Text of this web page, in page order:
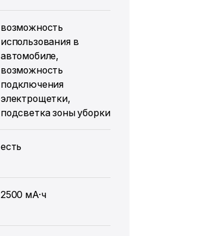
возможность
использования в
автомобиле,
возможность
подключения
электрощетки,
подсветка зоны уборки
есть
2500 мА·ч